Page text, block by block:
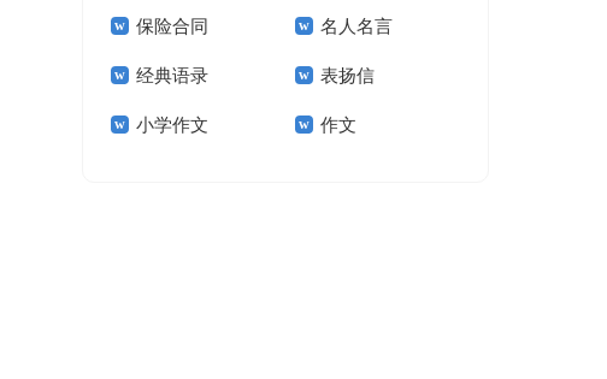
15篇
保险合同 名人名言
经典语录 表扬信
小学作文 作文